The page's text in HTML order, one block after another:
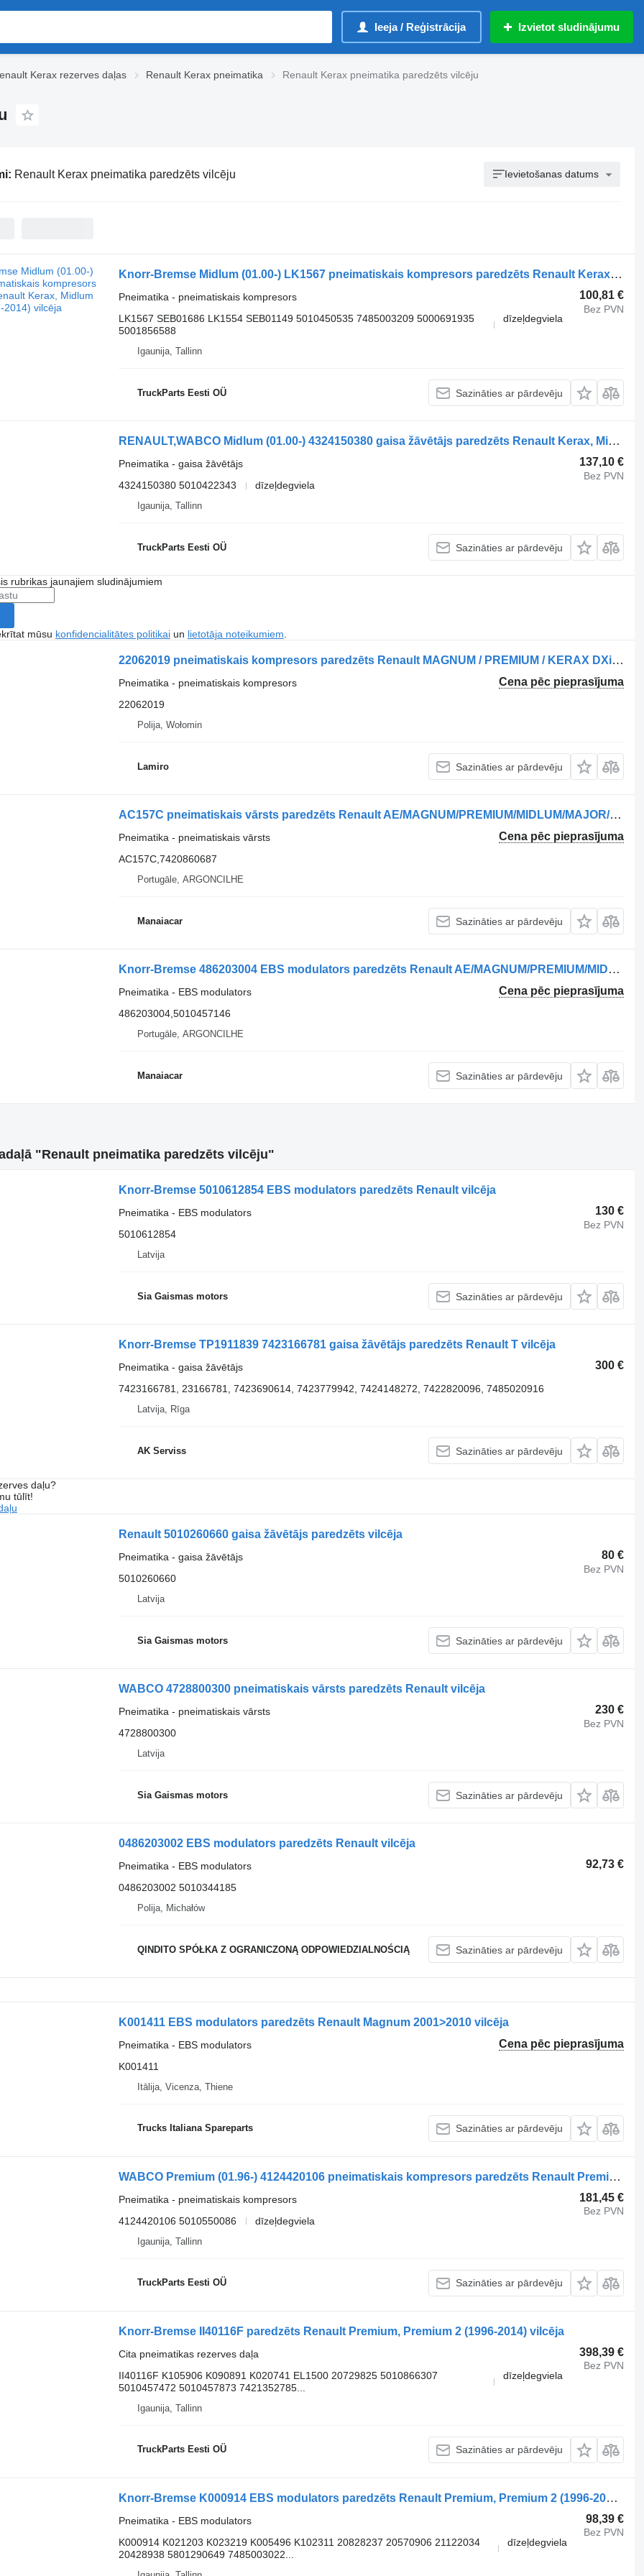
Ieeja / Reģistrācija Izvietot sludinājumu
Kerax rezerves daļas Renault Kerax pneimatika Renault Kerax pneimatika paredzēts vilcēju
Renault Kerax pneimatika paredzēts vilcēju Ievietošanas datums
Knorr-Bremse Midlum (01.00-) LK1567 pneimatiskais kompresors paredzēts Renault Kerax, Midlum (1997-2014) vilcēja
100,81 €
Bez PVN
Pneimatika - pneimatiskais kompresors
LK1567 SEB01686 LK1554 SEB01149 5010450535 7485003209 5000691935
5001856588
dīzeļdegviela
Igaunija, Tallinn
TruckParts Eesti OÜ Sazināties ar pārdevēju
RENAULT,WABCO Midlum (01.00-) 4324150380 gaisa žāvētājs paredzēts Renault Kerax, Midlum (1997-2014) vilcēja
137,10 €
Bez PVN
Pneimatika - gaisa žāvētājs
4324150380 5010422343
dīzeļdegviela
Igaunija, Tallinn
TruckParts Eesti OÜ Sazināties ar pārdevēju
rubrikas jaunajiem sludinājumiem
mūsu konfidencialitātes politikaiun lietotāja noteikumiem
22062019 pneimatiskais kompresors paredzēts Renault MAGNUM / PREMIUM / KERAX DXi vilcēja
Cena pēc pieprasījuma
Pneimatika - pneimatiskais kompresors
22062019
Polija, Wołomin
Lamiro Sazināties ar pārdevēju
AC157C pneimatiskais vārsts paredzēts Renault AE/MAGNUM/PREMIUM/MIDLUM/MAJOR/MIDDLE/KERAX vilcēja
Cena pēc pieprasījuma
Pneimatika - pneimatiskais vārsts
AC157C,7420860687
Portugāle, ARGONCILHE
Manaiacar Sazināties ar pārdevēju
Knorr-Bremse 486203004 EBS modulators paredzēts Renault AE/MAGNUM/PREMIUM/MIDLUM/MAJOR/MIDDLE/KERAX vilcēja
Cena pēc pieprasījuma
Pneimatika - EBS modulators
486203004,5010457146
Portugāle, ARGONCILHE
Manaiacar Sazināties ar pārdevēju
"Renault pneimatika paredzēts vilcēju"
Knorr-Bremse 5010612854 EBS modulators paredzēts Renault vilcēja
130 €
Bez PVN
Pneimatika - EBS modulators
5010612854
Latvija
Sia Gaismas motors Sazināties ar pārdevēju
Knorr-Bremse TP1911839 7423166781 gaisa žāvētājs paredzēts Renault T vilcēja
300 €
Pneimatika - gaisa žāvētājs
7423166781, 23166781, 7423690614, 7423779942, 7424148272, 7422820096, 7485020916
Latvija, Rīga
AK Serviss Sazināties ar pārdevēju
daļu?
tūlīt!
Renault 5010260660 gaisa žāvētājs paredzēts vilcēja
80 €
Bez PVN
Pneimatika - gaisa žāvētājs
5010260660
Latvija
Sia Gaismas motors Sazināties ar pārdevēju
WABCO 4728800300 pneimatiskais vārsts paredzēts Renault vilcēja
230 €
Bez PVN
Pneimatika - pneimatiskais vārsts
4728800300
Latvija
Sia Gaismas motors Sazināties ar pārdevēju
0486203002 EBS modulators paredzēts Renault vilcēja
92,73 €
Pneimatika - EBS modulators
0486203002 5010344185
Polija, Michałów
QINDITO SPÓŁKA Z OGRANICZONĄ ODPOWIEDZIALNOŚCIĄ Sazināties ar pārdevēju
K001411 EBS modulators paredzēts Renault Magnum 2001>2010 vilcēja
Cena pēc pieprasījuma
Pneimatika - EBS modulators
K001411
Itālija, Vicenza, Thiene
Trucks Italiana Spareparts Sazināties ar pārdevēju
WABCO Premium (01.96-) 4124420106 pneimatiskais kompresors paredzēts Renault Premium, Premium 2 (1996-2014) vilcēja
181,45 €
Bez PVN
Pneimatika - pneimatiskais kompresors
4124420106 5010550086
dīzeļdegviela
Igaunija, Tallinn
TruckParts Eesti OÜ Sazināties ar pārdevēju
Knorr-Bremse II40116F paredzēts Renault Premium, Premium 2 (1996-2014) vilcēja
398,39 €
Bez PVN
Cita pneimatikas rezerves daļa
II40116F K105906 K090891 K020741 EL1500 20729825 5010866307
5010457472 5010457873 7421352785...
dīzeļdegviela
Igaunija, Tallinn
TruckParts Eesti OÜ Sazināties ar pārdevēju
Knorr-Bremse K000914 EBS modulators paredzēts Renault Premium, Premium 2 (1996-2014) vilcēja
98,39 €
Bez PVN
Pneimatika - EBS modulators
K000914 K021203 K023219 K005496 K102311 20828237 20570906 21122034
20428938 5801290649 7485003022...
dīzeļdegviela